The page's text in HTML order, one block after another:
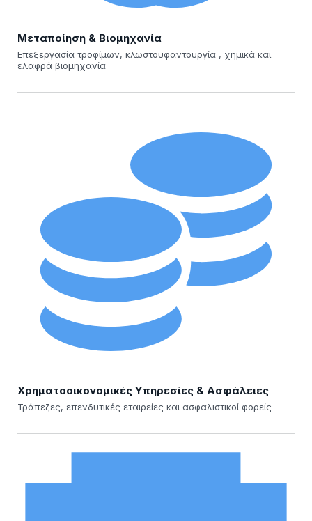
Μεταποίηση & Βιομηχανία
Επεξεργασία τροφίμων, κλωστοϋφαντουργία , χημικά και
ελαφρά βιομηχανία
Χρηματοοικονομικές Υπηρεσίες & Ασφάλειες
Τράπεζες, επενδυτικές εταιρείες και ασφαλιστικοί φορείς